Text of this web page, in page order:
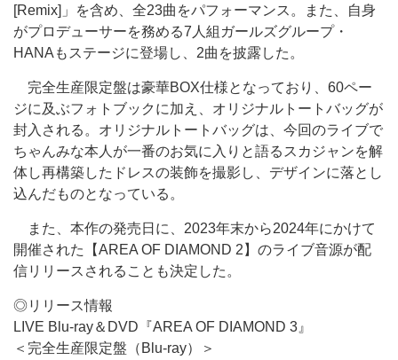
[Remix]」を含め、全23曲をパフォーマンス。また、自身
がプロデューサーを務める7人組ガールズグループ・
HANAもステージに登場し、2曲を披露した。
完全生産限定盤は豪華BOX仕様となっており、60ペー
ジに及ぶフォトブックに加え、オリジナルトートバッグが
封入される。オリジナルトートバッグは、今回のライブで
ちゃんみな本人が一番のお気に入りと語るスカジャンを解
体し再構築したドレスの装飾を撮影し、デザインに落とし
込んだものとなっている。
また、本作の発売日に、2023年末から2024年にかけて
開催された【AREA OF DIAMOND 2】のライブ音源が配
信リリースされることも決定した。
◎リリース情報
LIVE Blu-ray＆DVD『AREA OF DIAMOND 3』
＜完全生産限定盤（Blu-ray）＞